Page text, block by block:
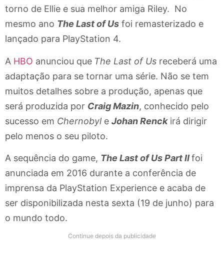
torno de Ellie e sua melhor amiga Riley. No
mesmo ano The Last of Us foi remasterizado e
lançado para PlayStation 4.
A HBO anunciou que The Last of Us receberá uma
adaptação para se tornar uma série. Não se tem
muitos detalhes sobre a produção, apenas que
será produzida por Craig Mazin, conhecido pelo
sucesso em Chernobyl e Johan Renckirá dirigir
pelo menos o seu piloto.
A sequência do game, The Last of Us Part IIfoi
anunciada em 2016 durante a conferência de
imprensa da PlayStation Experience e acaba de
ser disponibilizada nesta sexta (19 de junho) para
o mundo todo.
Continue depois da publicidade